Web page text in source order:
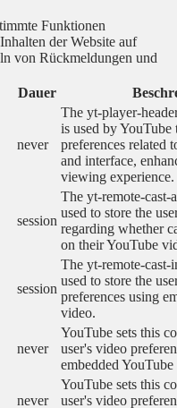
Funktionen
der Website auf
von Rückmeldungen und
Dauer
never
The yt-player-
is used by YouTube
preferences related
and interface,
viewing experience.
session
The yt-remote-cast-
used to store the
regarding whether
on their YouTube
session
The yt-remote-cast-
used to store the
preferences using
video.
never
YouTube sets this
user's video
embedded
never
YouTube sets this
user's video